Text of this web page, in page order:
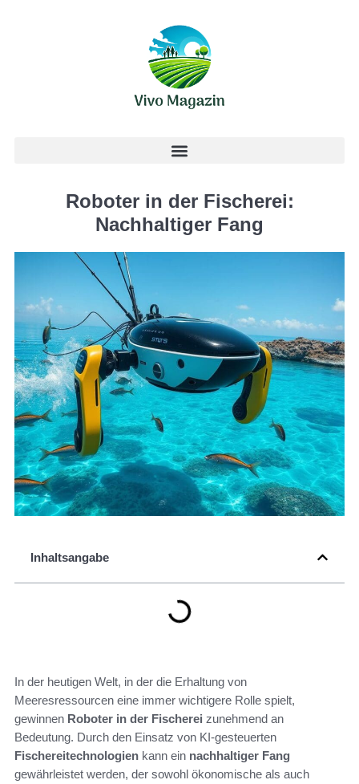
Roboter in der Fischerei:
Nachhaltiger Fang
Inhaltsangabe
In der heutigen Welt, in der die Erhaltung von
Meeresressourcen eine immer wichtigere Rolle spielt,
gewinnen Roboter in der Fischerei zunehmend an
Bedeutung. Durch den Einsatz von KI-gesteuerten
Fischereitechnologien kann ein nachhaltiger Fang
gewährleistet werden, der sowohl ökonomische als auch